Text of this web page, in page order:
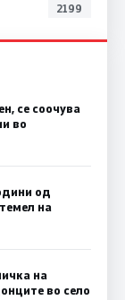
2199
се соочува
во
од
на
на
во село